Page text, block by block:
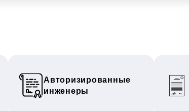
Авторизированные
инженеры